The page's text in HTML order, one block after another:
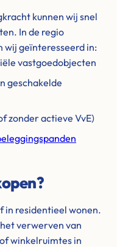
kunnen wij snel
In de regio
wij geïnteresseerd in:
vastgoedobjecten
geschakelde
zonder actieve VvE)
in residentieel wonen.
verwerven van
winkelruimtes in